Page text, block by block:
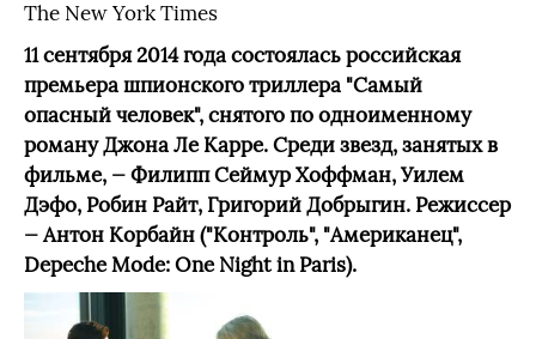
The New York Times
11 сентября 2014 года состоялась российская
премьера шпионского триллера "Самый
опасный человек", снятого по одноименному
роману Джона Ле Карре. Среди звезд, занятых в
фильме, — Филипп Сеймур Хоффман, Уилем
Дэфо, Робин Райт, Григорий Добрыгин. Режиссер
— Антон Корбайн ("Контроль", "Американец",
Depeche Mode: One Night in Paris).